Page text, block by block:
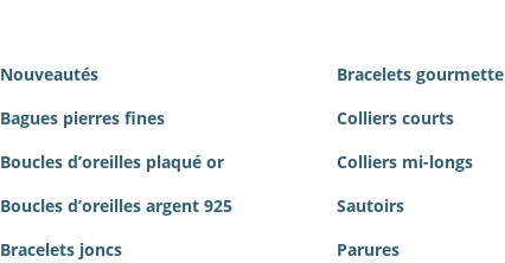
Nouveautés
Bagues pierres fines
Boucles d’oreilles plaqué or
Boucles d’oreilles argent 925
Bracelets joncs
Bracelets gourmette
Colliers courts
Colliers mi-longs
Sautoirs
Parures